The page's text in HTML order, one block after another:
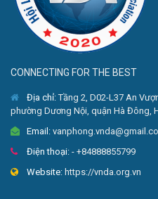
CONNECTING FOR THE BEST
Địa chỉ:Tầng 2, D02-L37 An
phường Dương Nội, quận Hà Đông,
Email:
Điện thoại: - +84888855799
Website: https://vnda.org.vn